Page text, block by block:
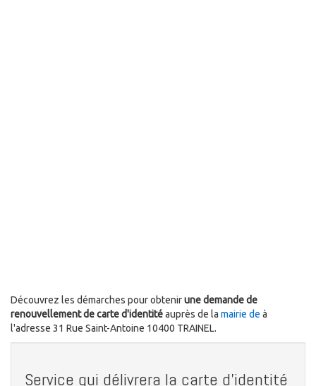
Découvrez les démarches pour obtenirune demande de
renouvellement de carte d'identitéauprès de la mairie de à
l'adresse 31 Rue Saint-Antoine 10400 TRAINEL.
Service qui délivrera la carte d'identité